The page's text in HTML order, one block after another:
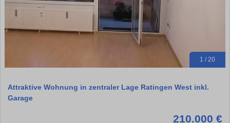
1 / 20
Attraktive Wohnung in zentraler Lage Ratingen West inkl.
Garage
210.000 €